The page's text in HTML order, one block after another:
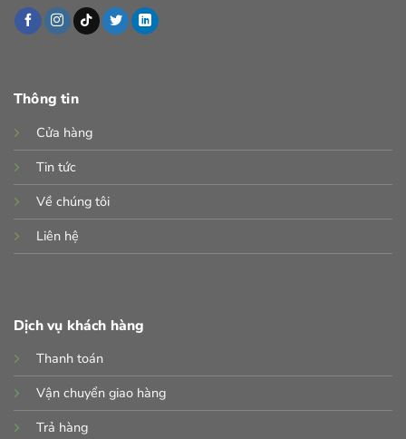
Thông tin
Cửa hàng
Tin tức
Về chúng tôi
Liên hệ
Dịch vụ khách hàng
Thanh toán
Vận chuyển giao hàng
Trả hàng